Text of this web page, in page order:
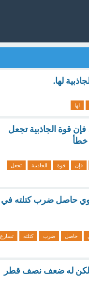
لها.
لها
قوة الجاذبية تجعل
خطأ
فإن قوة الجاذبية
تجعل
حاصل ضرب كتلته في
حاصل ضرب كتلته
تسارع
له ضعف نصف قطر